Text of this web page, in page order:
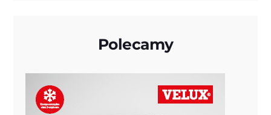
Polecamy